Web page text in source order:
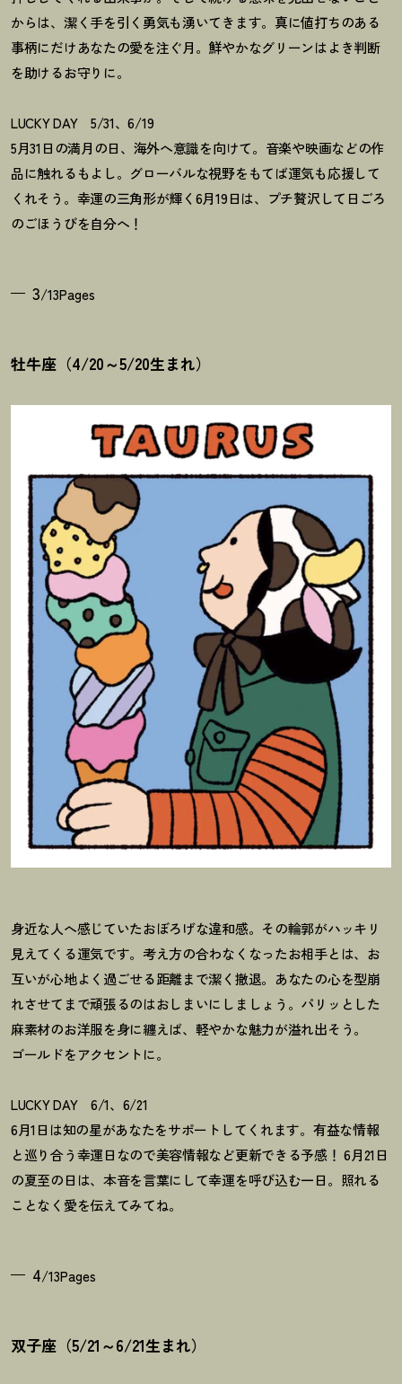
からは、潔く手を引く勇気も湧いてきます。真に値打ちのある
事柄にだけあなたの愛を注ぐ月。鮮やかなグリーンはよき判断
を助けるお守りに。
LUCKY DAY 5/31、6/19
5月31日の満月の日、海外へ意識を向けて。音楽や映画などの作
品に触れるもよし。グローバルな視野をもてば運気も応援して
くれそう。幸運の三角形が輝く6月19日は、プチ贅沢して日ごろ
のごほうびを自分へ ！
3/13Pages
牡牛座（4/20～5/20生まれ）
身近な人へ感じていたおぼろげな違和感。その輪郭がハッキリ
見えてくる運気です。考え方の合わなくなったお相手とは、お
互いが心地よく過ごせる距離まで潔く撤退。あなたの心を型崩
れさせてまで頑張るのはおしまいにしましょう。パリッとした
麻素材のお洋服を身に纏えば、軽やかな魅力が溢れ出そう。
ゴールドをアクセントに。
LUCKY DAY 6/1、6/21
6月1日は知の星があなたをサポートしてくれます。有益な情報
と巡り合う幸運日なので美容情報など更新できる予感！ 6月21日
の夏至の日は、本音を言葉にして幸運を呼び込む一日。照れる
ことなく愛を伝えてみてね。
4/13Pages
双子座（5/21～6/21生まれ）